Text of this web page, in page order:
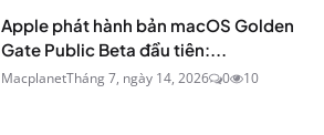
Apple phát hành bản macOS Golden
Gate Public Beta đầu tiên:...
MacplanetTháng 7, ngày 14, 2026 0 10